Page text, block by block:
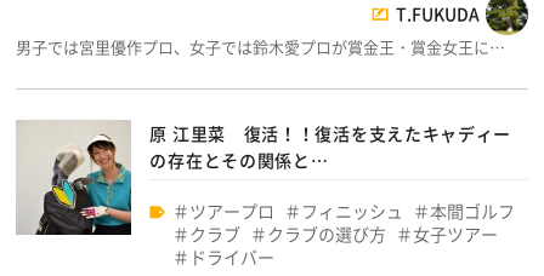
T.FUKUDA
男子では宮里優作プロ、女子では鈴木愛プロが賞金王・賞金女王に…
原 江里菜 復活！！復活を支えたキャディー
の存在とその関係と…
ツアープロ フィニッシュ
本間ゴルフ
クラブ
クラブの選び方
女子ツアー
ドライバー